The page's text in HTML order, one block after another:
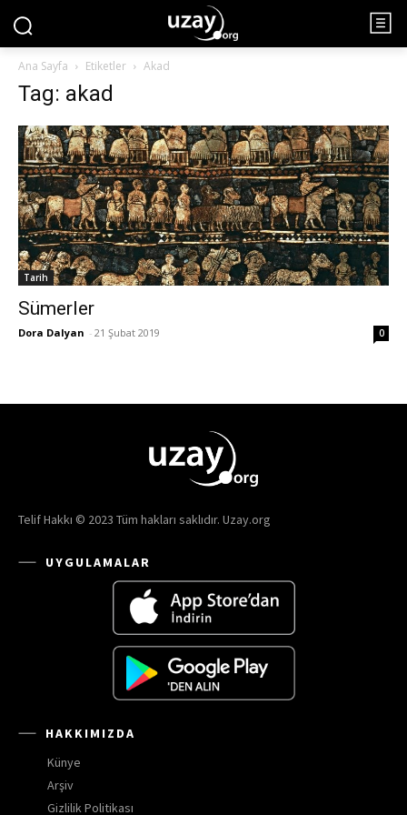
Ana Sayfa Etiketler Akad
Tag: akad
Tarih
Sümerler
Dora Dalyan - 21 Şubat 2019 0
Telif Hakkı © 2023 Tüm hakları saklıdır. Uzay.org
UYGULAMALAR
HAKKIMIZDA
Künye
Arşiv
Gizlilik Politikası